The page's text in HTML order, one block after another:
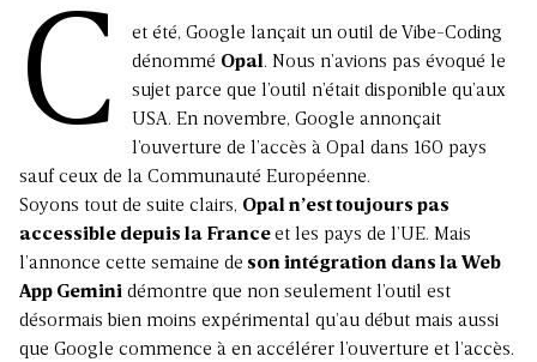
C
et été, Google lançait un outil de Vibe-Coding
dénommé Opal. Nous n’avions pas évoqué le
sujet parce que l’outil n’était disponible qu’aux
USA. En novembre, Google annonçait
l’ouverture de l’accès à Opal dans 160 pays
sauf ceux de la Communauté Européenne.
Soyons tout de suite clairs, Opal n’est toujours pas
accessible depuis la Franceet les pays de l’UE. Mais
l’annonce cette semaine de son intégration dans la Web
App Gemini démontre que non seulement l’outil est
désormais bien moins expérimental qu’au début mais aussi
que Google commence à en accélérer l’ouverture et l’accès.